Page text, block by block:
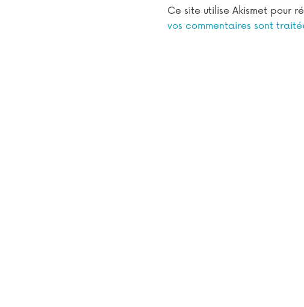
Ce site utilise Akismet pour
vos commentaires sont